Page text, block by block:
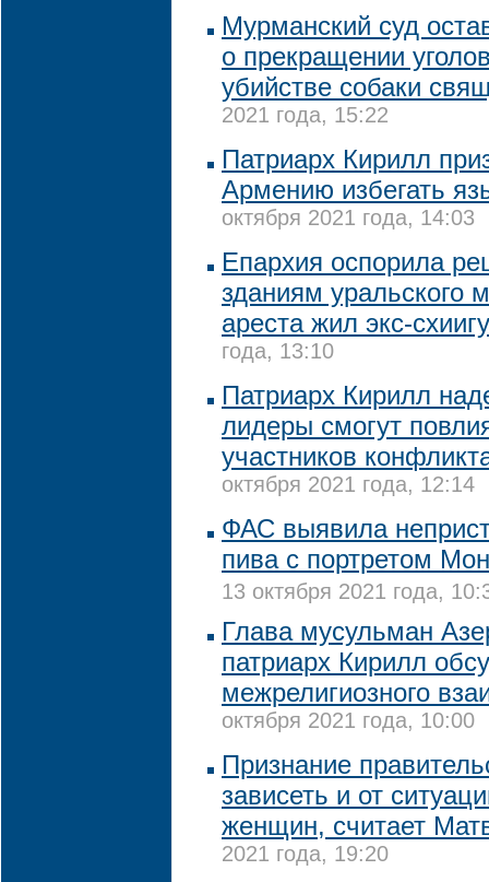
Мурманский суд
о прекращении
убийстве собаки
2021 года, 15:22
Патриарх Кирилл
Армению избегать
октября 2021 года, 14:03
Епархия оспорила
зданиям уральского
ареста жил экс-
года, 13:10
Патриарх Кирилл
лидеры смогут
участников
октября 2021 года, 12:14
ФАС выявила
пива с портретом
13 октября 2021 года,
Глава мусульман
патриарх Кирилл
межрелигиозного
октября 2021 года, 10:00
Признание
зависеть и от
женщин, считает
2021 года, 19:20